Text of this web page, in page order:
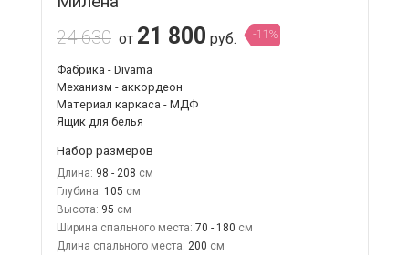
24 630 от 21 800 руб. -11%
Фабрика - Divama
Механизм - аккордеон
Материал каркаса - МДФ
Ящик для белья
Набор размеров
Длина: 98 - 208
Глубина: 105
Высота: 95
Ширина спального места: 70 - 180
Длина спального места: 200